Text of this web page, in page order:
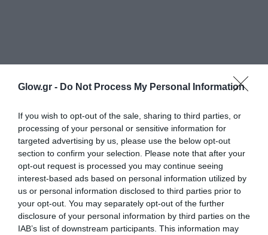
Glow.gr - Do Not Process My Personal Information
If you wish to opt-out of the sale, sharing to third parties, or
processing of your personal or sensitive information for
targeted advertising by us, please use the below opt-out
section to confirm your selection. Please note that after your
opt-out request is processed you may continue seeing
interest-based ads based on personal information utilized by
us or personal information disclosed to third parties prior to
your opt-out. You may separately opt-out of the further
disclosure of your personal information by third parties on the
IAB’s list of downstream participants. This information may